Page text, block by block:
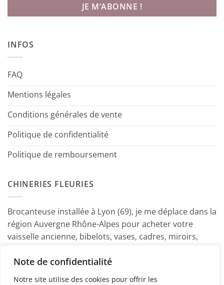
Note de confidentialité
Notre site utilise des cookies pour offrir les
INFOS
FAQ
Mentions légales
Conditions générales de vente
Politique de confidentialité
Politique de remboursement
CHINERIES FLEURIES
Brocanteuse installée à Lyon (69), je me déplace dans la
région Auvergne Rhône-Alpes pour acheter votre
vaisselle ancienne, bibelots, vases, cadres, miroirs,
Marine